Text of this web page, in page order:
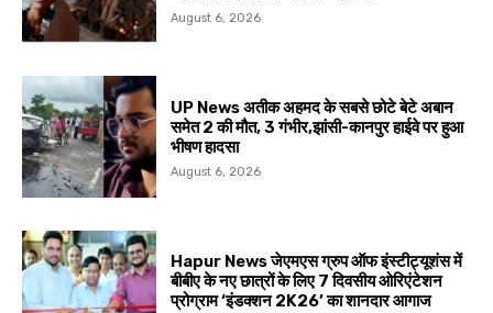
August 6, 2026
UP News अतीक अहमद के सबसे छोटे बेटे अबान
समेत 2 की मौत, 3 गंभीर,झांसी-कानपुर हाईवे पर हुआ
भीषण हादसा
August 6, 2026
Hapur News जेएमएस ग्रुप ऑफ इंस्टीट्यूशंस में
बीबीए के नए छात्रों के लिए 7 दिवसीय ओरिएंटेशन
प्रोग्राम ‘इंडक्शन 2K26’ का शानदार आगाज